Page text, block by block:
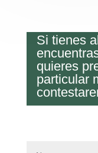
Si tienes
quieres
particular